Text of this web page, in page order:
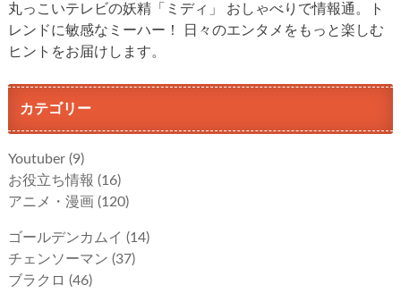
丸っこいテレビの妖精「ミディ」 おしゃべりで情報通。ト
レンドに敏感なミーハー！ 日々のエンタメをもっと楽しむ
ヒントをお届けします。
カテゴリー
Youtuber (9)
お役立ち情報 (16)
アニメ・漫画 (120)
ゴールデンカムイ (14)
チェンソーマン (37)
ブラクロ (46)